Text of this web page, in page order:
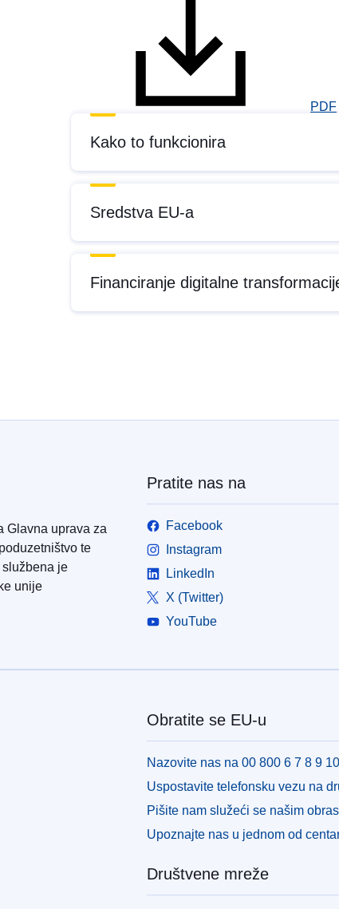
PDF
Kako to funkcionira
Sredstva EU-a
Financiranje digitalne
Glavna uprava za
te
je
unije
Pratite nas na
Facebook
Instagram
LinkedIn
X (Twitter)
YouTube
Obratite se EU-u
Nazovite nas na 00 800 6 7 8 9
Uspostavite telefonsku vezu na
Pišite nam služeći se našim
Upoznajte nas u jednom od
Društvene mreže